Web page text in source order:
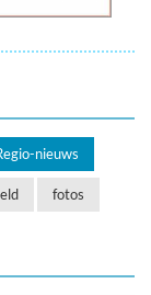
nieuws
fotos